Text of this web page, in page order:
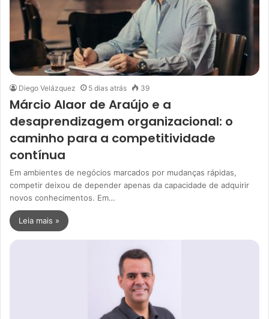
Diego Velázquez 5 dias atrás 39
Márcio Alaor de Araújo e a
desaprendizagem organizacional: o
caminho para a competitividade
contínua
Em ambientes de negócios marcados por mudanças rápidas,
competir deixou de depender apenas da capacidade de adquirir
novos conhecimentos. Em…
Leia mais »